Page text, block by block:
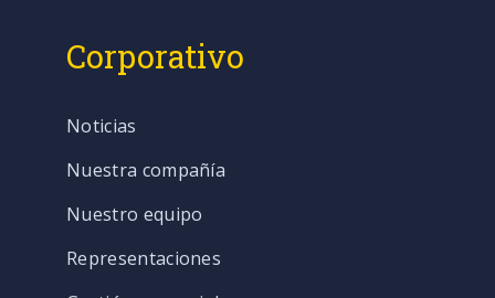
Corporativo
Noticias
Nuestra compañía
Nuestro equipo
Representaciones